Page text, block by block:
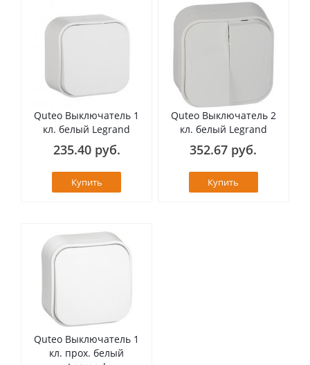
Quteo Выключатель 1
кл. белый Legrand
235.40 руб.
Купить
Quteo Выключатель 2
кл. белый Legrand
352.67 руб.
Купить
Quteo Выключатель 1
кл. прох. белый